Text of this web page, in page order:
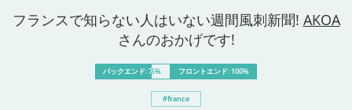
フランスで知らない人はいない週間風刺新聞! AKOA
さんのおかげです!
バックエンド: 75% フロントエンド: 100%
france